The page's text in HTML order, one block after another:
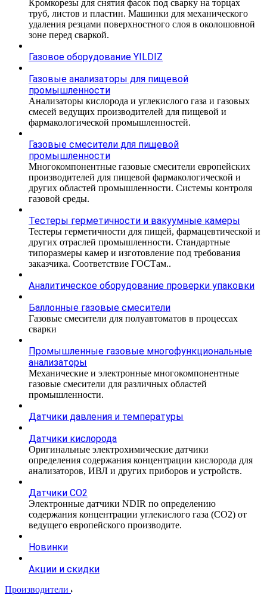
Кромкорезы для снятия фасок под сварку на торцах
труб, листов и пластин. Машинки для механического
удаления резцами поверхностного слоя в околошовной
зоне перед сваркой.
Газовое оборудование YILDIZ
Газовые анализаторы для пищевой
промышленности
Анализаторы кислорода и углекислого газа и газовых
смесей ведущих производителей для пищевой и
фармакологической промышленностей.
Газовые смесители для пищевой
промышленности
Многокомпонентные газовые смесители европейских
производителей для пищевой фармакологической и
других областей промышленности. Системы контроля
газовой среды.
Тестеры герметичности и вакуумные камеры
Тестеры герметичности для пищей, фармацевтической и
других отраслей промышленности. Стандартные
типоразмеры камер и изготовление под требования
заказчика. Соответствие ГОСТам..
Аналитическое оборудование проверки упаковки
Баллонные газовые смесители
Газовые смесители для полуавтоматов в процессах
сварки
Промышленные газовые многофункциональные
анализаторы
Механические и электронные многокомпонентные
газовые смесители для различных областей
промышленности.
Датчики давления и температуры
Датчики кислорода
Оригинальные электрохимические датчики
определения содержания концентрации кислорода для
анализаторов, ИВЛ и других приборов и устройств.
Датчики CO2
Электронные датчики NDIR по определению
содержания концентрации углекислого газа (СО2) от
ведущего европейского производите.
Новинки
Акции и скидки
Производители